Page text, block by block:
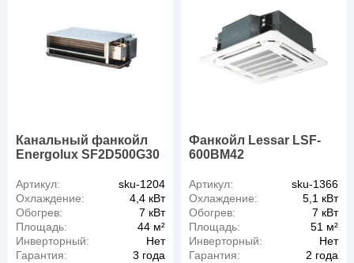
Канальный фанкойл
Energolux SF2D500G30
Артикул:
sku-1204
Охлаждение:
4,4 кВт
Обогрев:
7 кВт
Площадь:
44 м²
Инверторный:
Нет
Гарантия:
3 года
Фанкойл Lessar LSF-
600BM42
Артикул:
sku-1366
Охлаждение:
5,1 кВт
Обогрев:
7 кВт
Площадь:
51 м²
Инверторный:
Нет
Гарантия:
2 года